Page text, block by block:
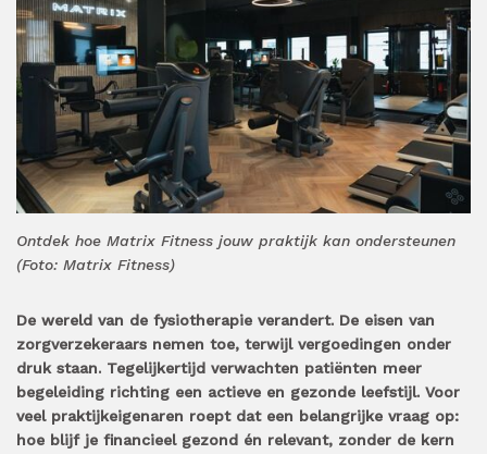
Ontdek hoe Matrix Fitness jouw praktijk kan ondersteunen
(Foto: Matrix Fitness)
De wereld van de fysiotherapie verandert. De eisen van
zorgverzekeraars nemen toe, terwijl vergoedingen onder
druk staan. Tegelijkertijd verwachten patiënten meer
begeleiding richting een actieve en gezonde leefstijl. Voor
veel praktijkeigenaren roept dat een belangrijke vraag op:
hoe blijf je financieel gezond én relevant, zonder de kern